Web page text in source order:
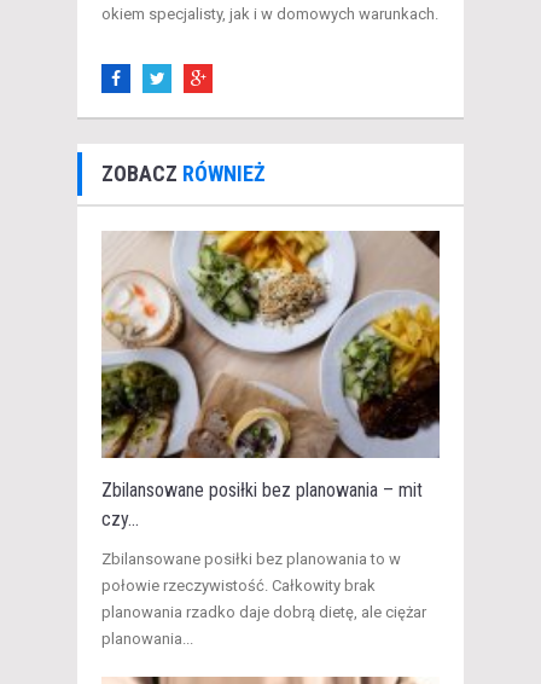
okiem specjalisty, jak i w domowych warunkach.
ZOBACZ RÓWNIEŻ
Zbilansowane posiłki bez planowania – mit
czy...
​Zbilansowane posiłki bez planowania to w
połowie rzeczywistość. Całkowity brak
planowania rzadko daje dobrą dietę, ale ciężar
planowania...